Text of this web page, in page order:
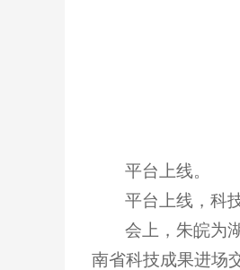
平台上线。
平台上线，科
会上，朱皖为
南省科技成果进场